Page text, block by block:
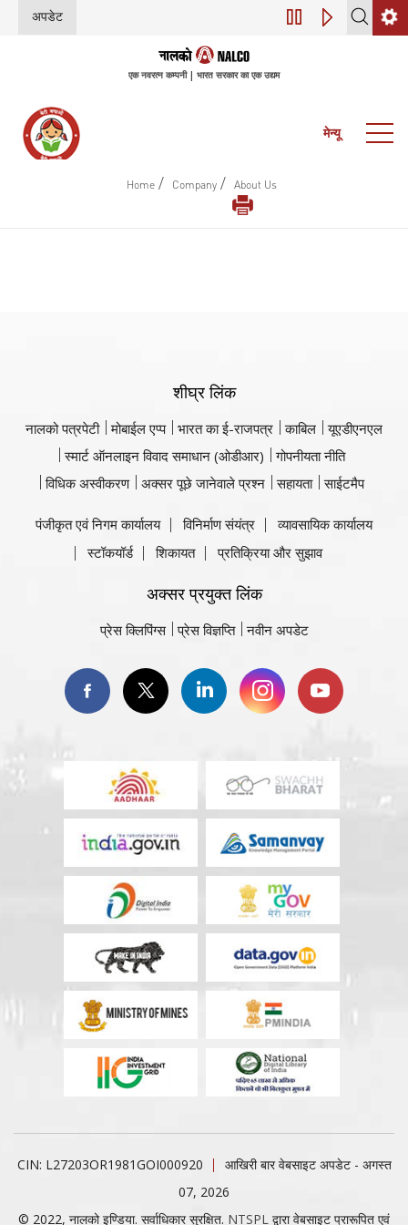
अपडेट डिजिटल परिवर्तन
एक नवरत्न कम्पनी | भारत सरकार का एक उद्यम
मेन्यू
Home / Company / About Us
शीघ्र लिंक
नालको पत्रपेटी मोबाईल एप्प भारत का ई-राजपत्र काबिल
यूएडीएनएल
स्मार्ट ऑनलाइन विवाद समाधान (ओडीआर)
गोपनीयता नीति
विधिक अस्वीकरण
अक्सर पूछे जानेवाले प्रश्न सहायता साईटमैप
पंजीकृत एवं निगम कार्यालय विनिर्माण संयंत्र
व्यावसायिक कार्यालय
स्टॉकयॉर्ड
शिकायत प्रतिक्रिया और सुझाव
अक्सर प्रयुक्त लिंक
प्रेस क्लिपिंग्स प्रेस विज्ञप्ति नवीन अपडेट
CIN: L27203OR1981GOI000920
आखिरी बार वेबसाइट अपडेट - अगस्त
07, 2026
© 2022, नालको इण्डिया. सर्वाधिकार सुरक्षित. NTSPL द्वारा वेबसाइट प्रारूपित एवं